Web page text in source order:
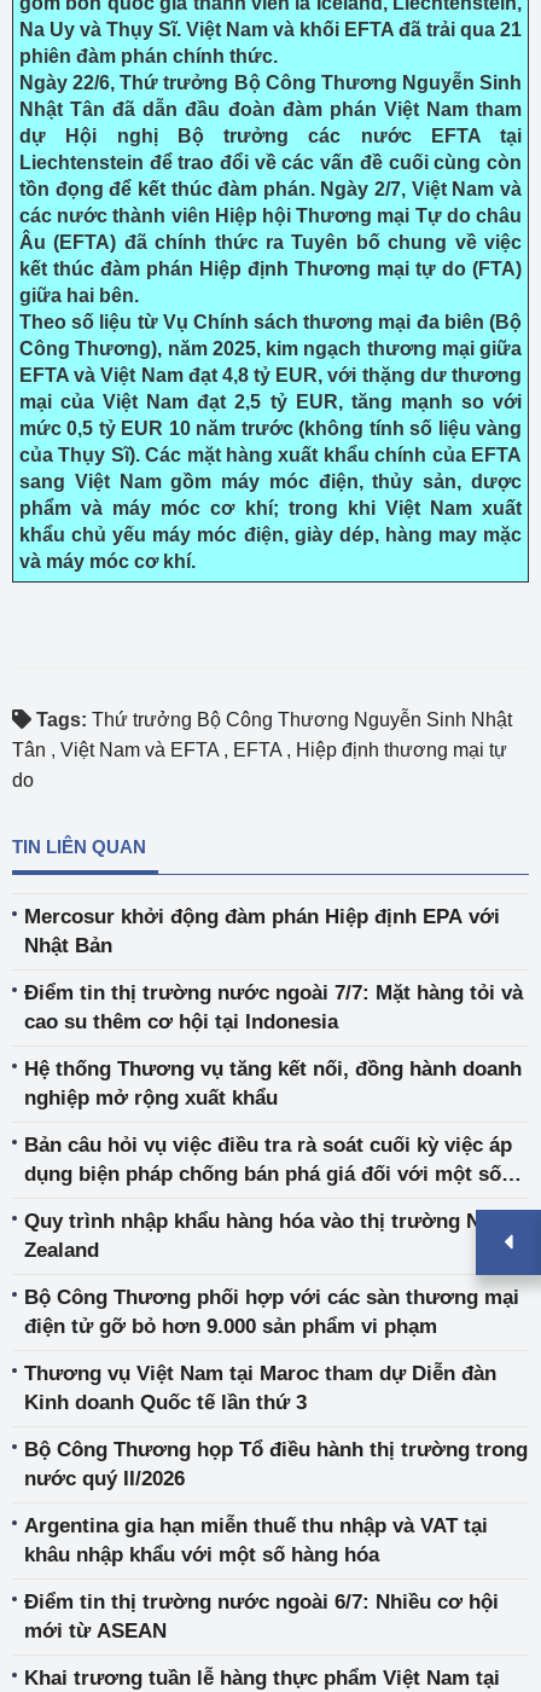
Na Uy và Thụy Sĩ. Việt Nam và khối EFTA đã trải qua 21
phiên đàm phán chính thức.
Ngày 22/6, Thứ trưởng Bộ Công Thương Nguyễn Sinh
Nhật Tân đã dẫn đầu đoàn đàm phán Việt Nam tham
dự Hội nghị Bộ trưởng các nước EFTA tại
Liechtenstein để trao đổi về các vấn đề cuối cùng còn
tồn đọng để kết thúc đàm phán. Ngày 2/7, Việt Nam và
các nước thành viên Hiệp hội Thương mại Tự do châu
Âu (EFTA) đã chính thức ra Tuyên bố chung về việc
kết thúc đàm phán Hiệp định Thương mại tự do (FTA)
giữa hai bên.
Theo số liệu từ Vụ Chính sách thương mại đa biên (Bộ
Công Thương), năm 2025, kim ngạch thương mại giữa
EFTA và Việt Nam đạt 4,8 tỷ EUR, với thặng dư thương
mại của Việt Nam đạt 2,5 tỷ EUR, tăng mạnh so với
mức 0,5 tỷ EUR 10 năm trước (không tính số liệu vàng
của Thụy Sĩ). Các mặt hàng xuất khẩu chính của EFTA
sang Việt Nam gồm máy móc điện, thủy sản, dược
phẩm và máy móc cơ khí; trong khi Việt Nam xuất
khẩu chủ yếu máy móc điện, giày dép, hàng may mặc
và máy móc cơ khí.
Tags: Thứ trưởng Bộ Công Thương Nguyễn Sinh Nhật
Tân , Việt Nam và EFTA , EFTA , Hiệp định thương mại tự
do
TIN LIÊN QUAN
Mercosur khởi động đàm phán Hiệp định EPA với
Nhật Bản
Điểm tin thị trường nước ngoài 7/7: Mặt hàng tỏi và
cao su thêm cơ hội tại Indonesia
Hệ thống Thương vụ tăng kết nối, đồng hành doanh
nghiệp mở rộng xuất khẩu
Bản câu hỏi vụ việc điều tra rà soát cuối kỳ việc áp
dụng biện pháp chống bán phá giá đối với một số
Quy trình nhập khẩu hàng hóa vào thị trường New
Zealand
Bộ Công Thương phối hợp với các sàn thương mại
điện tử gỡ bỏ hơn 9.000 sản phẩm vi phạm
Thương vụ Việt Nam tại Maroc tham dự Diễn đàn
Kinh doanh Quốc tế lần thứ 3
Bộ Công Thương họp Tổ điều hành thị trường trong
nước quý II/2026
Argentina gia hạn miễn thuế thu nhập và VAT tại
khâu nhập khẩu với một số hàng hóa
Điểm tin thị trường nước ngoài 6/7: Nhiều cơ hội
mới từ ASEAN
Khai trương tuần lễ hàng thực phẩm Việt Nam tại